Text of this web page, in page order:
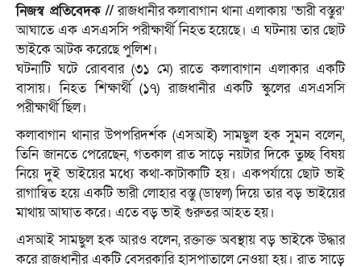
নিজস্ব প্রতিবেদক //রাজধানীর কলাবাগান থানা এলাকায় ‘ভারী বস্তুর’
আঘাতে এক এসএসসি পরীক্ষার্থী নিহত হয়েছে। এ ঘটনায় তার ছোট
ভাইকে আটক করেছে পুলিশ।
ঘটনাটি ঘটে রোববার (৩১ মে) রাতে কলাবাগান এলাকার একটি
বাসায়। নিহত শিক্ষার্থী (১৭) রাজধানীর একটি স্কুলের এসএসসি
পরীক্ষার্থী ছিল।
কলাবাগান থানার উপপরিদর্শক (এসআই) সামছুল হক সুমন বলেন,
তিনি জানতে পেরেছেন, গতকাল রাত সাড়ে নয়টার দিকে তুচ্ছ বিষয়
নিয়ে দুই ভাইয়ের মধ্যে কথা-কাটাকাটি হয়। একপর্যায়ে ছোট ভাই
রাগান্বিত হয়ে একটি ভারী লোহার বস্তু (ডাম্বল) দিয়ে তার বড় ভাইয়ের
মাথায় আঘাত করে। এতে বড় ভাই গুরুতর আহত হয়।
এসআই সামছুল হক আরও বলেন, রক্তাক্ত অবস্থায় বড় ভাইকে উদ্ধার
করে রাজধানীর একটি বেসরকারি হাসপাতালে নেওয়া হয়। রাত সাড়ে